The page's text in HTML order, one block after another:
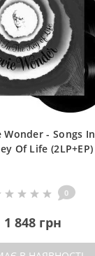
Wonder - Songs In
Of Life (2LP+EP)
0
1 848 грн